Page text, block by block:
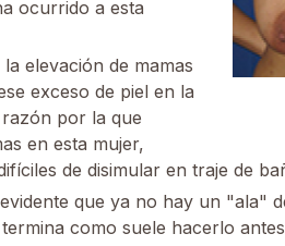
ocurrido a esta
elevación de mamas
exceso de piel en la
por la que
en esta mujer,
de disimular en traje de
que ya no hay un "ala"
como suele hacerlo